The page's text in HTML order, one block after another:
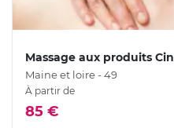
Massage aux produits
Maine et loire - 49
À partir de
85 €